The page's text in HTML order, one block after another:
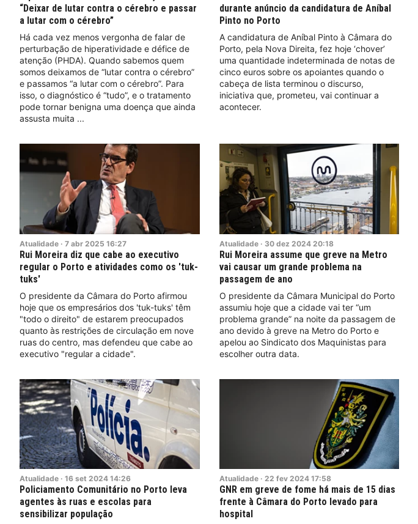
“Deixar de lutar contra o cérebro e passar
a lutar com o cérebro”
Há cada vez menos vergonha de falar de
perturbação de hiperatividade e défice de
atenção (PHDA). Quando sabemos quem
somos deixamos de “lutar contra o cérebro”
e passamos “a lutar com o cérebro”. Para
isso, o diagnóstico é “tudo”, e o tratamento
pode tornar benigna uma doença que ainda
assusta muita
durante anúncio da candidatura de Aníbal
Pinto no Porto
A candidatura de Aníbal Pinto à Câmara do
Porto, pela Nova Direita, fez hoje ‘chover’
uma quantidade indeterminada de notas de
cinco euros sobre os apoiantes quando o
cabeça de lista terminou o discurso,
iniciativa que, prometeu, vai continuar a
acontecer.
Atualidade · 7 abr 2025 16:27
Rui Moreira diz que cabe ao executivo
regular o Porto e atividades como os 'tuk-
tuks'
O presidente da Câmara do Porto afirmou
hoje que os empresários dos 'tuk-tuks' têm
"todo o direito" de estarem preocupados
quanto às restrições de circulação em nove
ruas do centro, mas defendeu que cabe ao
executivo "regular a cidade".
Atualidade · 30 dez 2024 20:18
Rui Moreira assume que greve na Metro
vai causar um grande problema na
passagem de ano
O presidente da Câmara Municipal do Porto
assumiu hoje que a cidade vai ter “um
problema grande” na noite da passagem de
ano devido à greve na Metro do Porto e
apelou ao Sindicato dos Maquinistas para
escolher outra data.
Atualidade · 16 set 2024 14:26
Policiamento Comunitário no Porto leva
agentes às ruas e escolas para
sensibilizar população
Atualidade · 22 fev 2024 17:58
GNR em greve de fome há mais de 15 dias
frente à Câmara do Porto levado para
hospital